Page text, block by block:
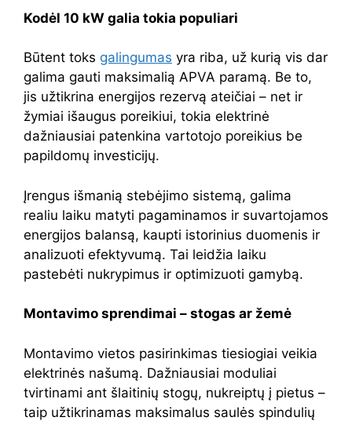
Kodėl 10 kW galia tokia populiari
Būtent toks galingumas yra riba, už kurią vis dar
galima gauti maksimalią APVA paramą. Be to,
jis užtikrina energijos rezervą ateičiai – net ir
žymiai išaugus poreikiui, tokia elektrinė
dažniausiai patenkina vartotojo poreikius be
papildomų investicijų.
Įrengus išmanią stebėjimo sistemą, galima
realiu laiku matyti pagaminamos ir suvartojamos
energijos balansą, kaupti istorinius duomenis ir
analizuoti efektyvumą. Tai leidžia laiku
pastebėti nukrypimus ir optimizuoti gamybą.
Montavimo sprendimai – stogas ar žemė
Montavimo vietos pasirinkimas tiesiogiai veikia
elektrinės našumą. Dažniausiai moduliai
tvirtinami ant šlaitinių stogų, nukreiptų į pietus –
taip užtikrinamas maksimalus saulės spindulių